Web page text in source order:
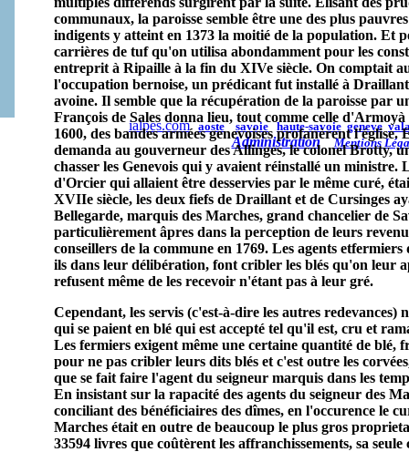
ialpes.com aoste savoie haute-savoie geneve
Administration Mentions
communaux, la paroisse semble être une des plus
indigents y atteint en 1373 la moitié de la population. Et
carrières de tuf qu'on utilisa abondamment pour les
entreprit à Ripaille à la fin du XIVe siècle. On comptait
l'occupation bernoise, un prédicant fut installé à
avoine. Il semble que la récupération de la paroisse par
François de Sales donna lieu, tout comme celle
1600, des bandes armées genevoises profanèrent
demanda au gouverneur des Allinges, le colonel Brotty,
chasser les Genevois qui y avaient réinstallé un ministre.
d'Orcier qui allaient être desservies par le même curé,
XVIIe siècle, les deux fiefs de Draillant et de Cursinges
Bellegarde, marquis des Marches, grand chancelier de
particulièrement âpres dans la perception de leurs
conseillers de la commune en 1769. Les agents
ils dans leur délibération, font cribler les blés qu'on leur
refusent même de les recevoir n'étant pas à leur gré.
Cependant, les servis (c'est-à-dire les autres redevances)
qui se paient en blé qui est accepté tel qu'il est, cru et
Les fermiers exigent même une certaine quantité de blé,
pour ne pas cribler leurs dits blés et c'est outre les
que se fait faire l'agent du seigneur marquis dans les
En insistant sur la rapacité des agents du seigneur des
conciliant des bénéficiaires des dîmes, en l'occurence le
Marches était en outre de beaucoup le plus gros
33594 livres que coûtèrent les affranchissements, sa